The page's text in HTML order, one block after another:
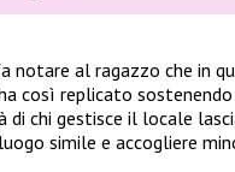
notare al ragazzo che in
così replicato
di chi gestisce il locale
simile e accogliere